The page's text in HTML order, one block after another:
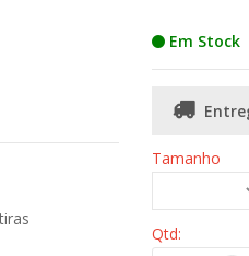
Em Stock
Tamanho
Qtd: